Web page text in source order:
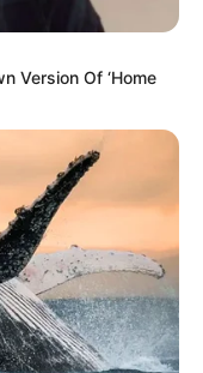
de control en
concentración de
no autorizadas
Nacional de
será de
de Valor
.
Version Of ‘Home